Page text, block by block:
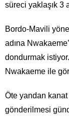
süreci yaklaşık 3
Bordo-Mavili
adına
dondurmak
Nwakaeme ile
Öte yandan kanat
gönderilmesi